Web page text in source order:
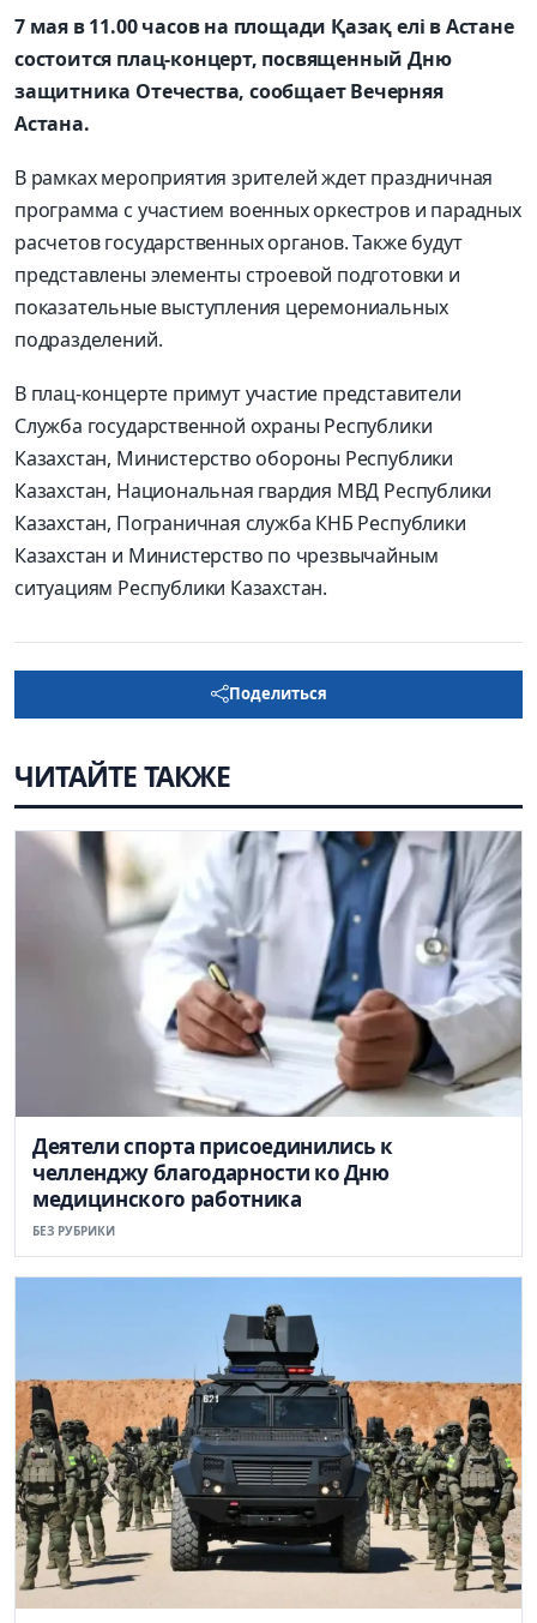
7 мая в 11.00 часов на площади Қазақ елі в Астане
состоится плац-концерт, посвященный Дню
защитника Отечества, сообщает Вечерняя
Астана.
В рамках мероприятия зрителей ждет праздничная
программа с участием военных оркестров и парадных
расчетов государственных органов. Также будут
представлены элементы строевой подготовки и
показательные выступления церемониальных
подразделений.
В плац-концерте примут участие представители
Служба государственной охраны Республики
Казахстан, Министерство обороны Республики
Казахстан, Национальная гвардия МВД Республики
Казахстан, Пограничная служба КНБ Республики
Казахстан и Министерство по чрезвычайным
ситуациям Республики Казахстан.
Поделиться
ЧИТАЙТЕ ТАКЖЕ
Деятели спорта присоединились к
челленджу благодарности ко Дню
медицинского работника
БЕЗ РУБРИКИ